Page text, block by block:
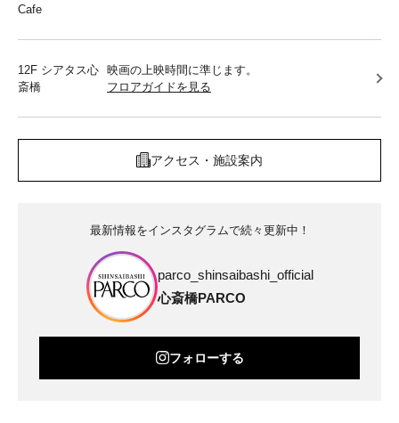
Cafe
12F シアタス心
斎橋
映画の上映時間に準じます。
フロアガイドを見る
アクセス・施設案内
最新情報をインスタグラムで続々更新中！
parco_shinsaibashi_official
心斎橋PARCO
フォローする